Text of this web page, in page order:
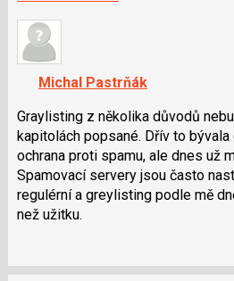
následující
a
P
pro
nový
názor
nový
názor.
navigaci
lze
použít
i
klávesy
N
pro
následující
pro
Michal Pastrňák
Graylisting z několika důvodů
kapitolách popsané. Dřív to
ochrana proti spamu, ale dnes už
Spamovací servery jsou často
regulérní a greylisting podle mě
než užitku.